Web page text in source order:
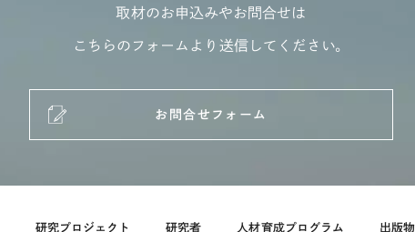
取材のお申込みやお問合せは
こちらのフォームより送信してください。
お問合せフォーム
研究プロジェクト 研究者 人材育成プログラム 出版